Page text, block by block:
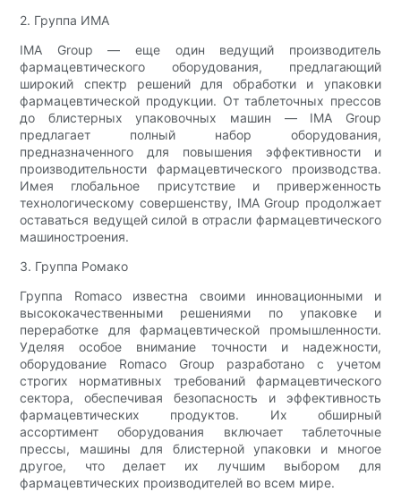
2. Группа ИМА
IMA Group — еще один ведущий производитель
фармацевтического оборудования, предлагающий
широкий спектр решений для обработки и упаковки
фармацевтической продукции. От таблеточных прессов
до блистерных упаковочных машин — IMA Group
предлагает полный набор оборудования,
предназначенного для повышения эффективности и
производительности фармацевтического производства.
Имея глобальное присутствие и приверженность
технологическому совершенству, IMA Group продолжает
оставаться ведущей силой в отрасли фармацевтического
машиностроения.
3. Группа Ромако
Группа Romaco известна своими инновационными и
высококачественными решениями по упаковке и
переработке для фармацевтической промышленности.
Уделяя особое внимание точности и надежности,
оборудование Romaco Group разработано с учетом
строгих нормативных требований фармацевтического
сектора, обеспечивая безопасность и эффективность
фармацевтических продуктов. Их обширный
ассортимент оборудования включает таблеточные
прессы, машины для блистерной упаковки и многое
другое, что делает их лучшим выбором для
фармацевтических производителей во всем мире.